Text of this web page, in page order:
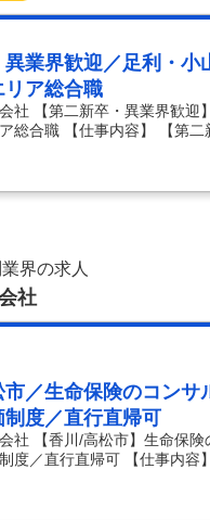
業界歓迎／足利・
リア総合職
社 【第二新卒・異業界歓迎
総合職 【仕事内容】 【第二
ドバイザー）◆エリア総合職
市発祥の地域密着型証券会
てという考え方はなく、風
を担当して頂きます。営業先
界の求人
社
／生命保険のコン
制度／直行直帰可
社 【香川/高松市】生命保
度／直行直帰可 【仕事内容
合制／実績に応じた評価制
／自由な働き方でプライベ